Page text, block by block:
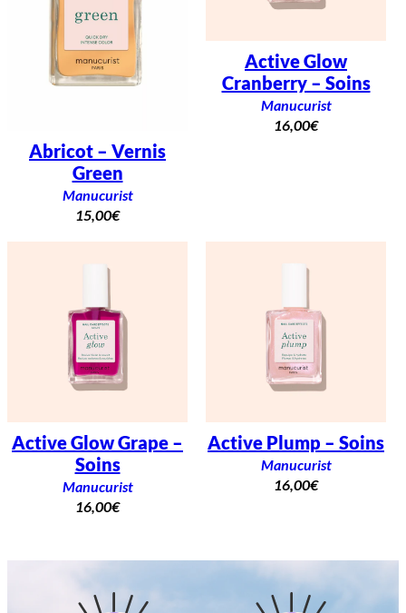
Abricot – Vernis
Green
Manucurist
15,00€
Active Glow
Cranberry – Soins
Manucurist
16,00€
Active Glow Grape –
Soins
Manucurist
16,00€
Active Plump – Soins
Manucurist
16,00€